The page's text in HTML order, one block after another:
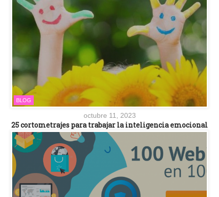
BLOG
octubre 11, 2023
25 cortometrajes para trabajar la inteligencia emocional